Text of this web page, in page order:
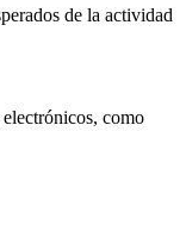
de la actividad
como